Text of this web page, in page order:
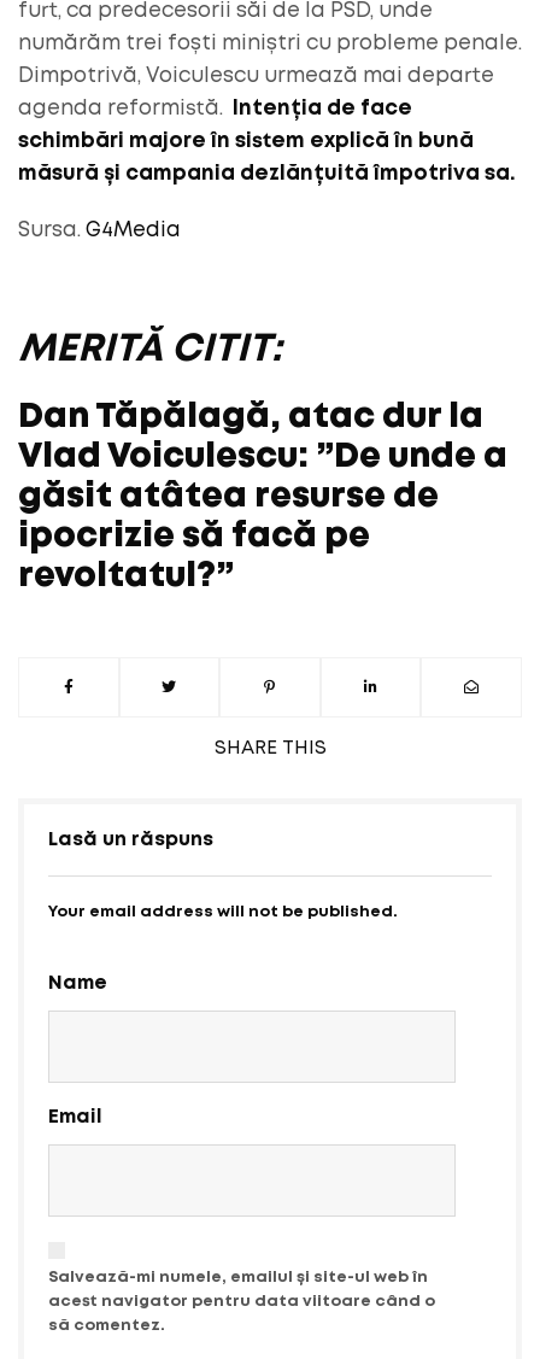
SHARE THIS
furt, ca predecesorii săi de la PSD, unde
numărăm trei foști miniștri cu probleme penale.
Dimpotrivă, Voiculescu urmează mai departe
agenda reformistă.
Intenția de face
schimbări majore în sistem explică în bună
măsură și campania dezlănțuită împotriva sa.
Sursa. G4Media
MERITĂ CITIT:
Dan Tăpălagă, atac dur la
Vlad Voiculescu: ”De unde a
găsit atâtea resurse de
ipocrizie să facă pe
revoltatul?”
Lasă un răspuns
Your email address will not be published.
Name
Email
Salvează-mi numele, emailul și site-ul web în
acest navigator pentru data viitoare când o
să comentez.